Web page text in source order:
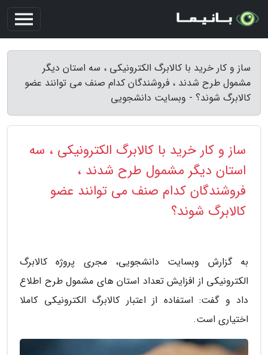
ساز و کار خرید با کالابرگ الکترونیکی ، سه استان دیگر
مشمول طرح شدند ، فروشندگان کدام صنف می توانند عضو
کالابرگ شوند؟ - وبسایت دانشجویی
ساز و کار خرید با کالابرگ الکترونیکی ، سه
استان دیگر مشمول طرح شدند ،
فروشندگان کدام صنف می توانند عضو
کالابرگ شوند؟
به گزارش وبسایت دانشجویی، مجری پروژه کالابرگ
الکترونیکی از افزایش تعداد استان های مشمول طرح اطلاع
داد و گفت: استفاده از اعتبار کالابرگ الکترونیکی کاملا
اختیاری است.